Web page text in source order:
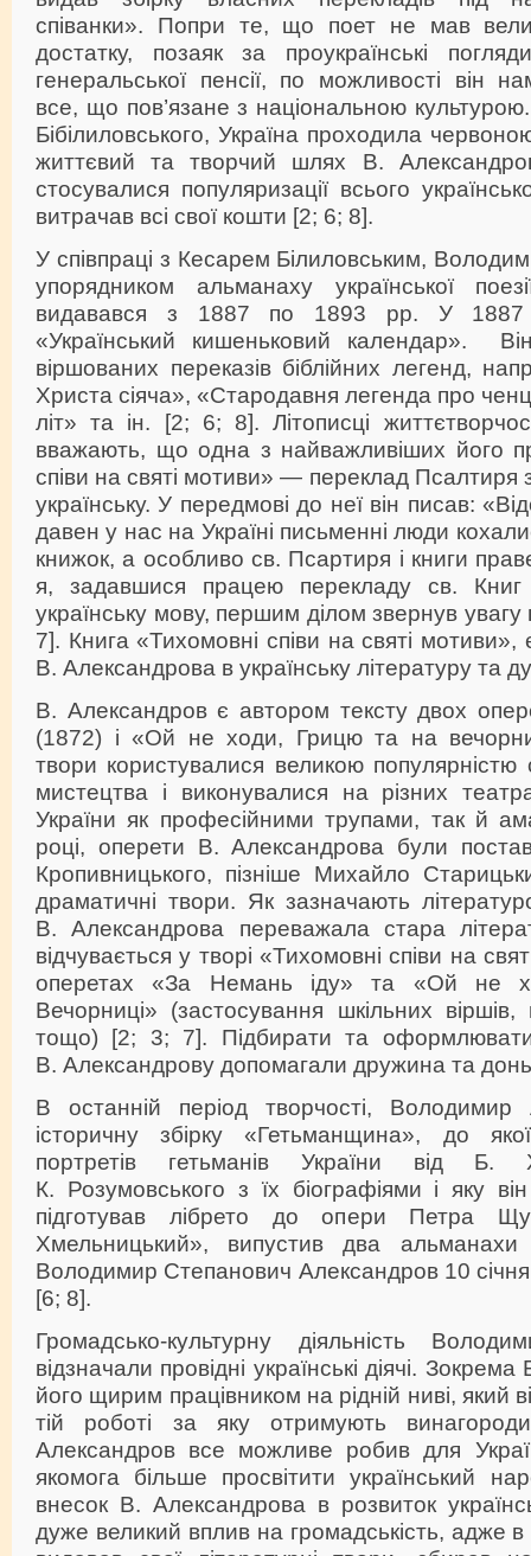
співанки». Попри те, що поет не мав
достатку, позаяк за проукраїнські
генеральської пенсії, по можливості він
все, що пов’язане з національною
Бібілиловського, Україна проходила
життєвий та творчий шлях В.
стосувалися популяризації всього
витрачав всі свої кошти [2; 6; 8].
У співпраці з Кесарем Білиловським,
упорядником альманаху української
видавався з 1887 по 1893 рр. У 1887
«Український кишеньковий календар».
віршованих переказів біблійних легенд,
Христа сіяча», «Стародавня легенда про
літ» та ін. [2; 6; 8]. Літописці
вважають, що одна з найважливіших його
співи на святі мотиви» — переклад Псалтиря
українську. У передмові до неї він писав:
давен у нас на Україні письменні люди
книжок, а особливо св. Псартиря і книги
я, задавшися працею перекладу св. Книг
українську мову, першим ділом звернув увагу
7]. Книга «Тихомовні співи на святі
В. Александрова в українську літературу та
В. Александров є автором тексту двох
(1872) і «Ой не ходи, Грицю та на
твори користувалися великою популярністю
мистецтва і виконувалися на різних
України як професійними трупами, так й
році, оперети В. Александрова були
Кропивницького, пізніше Михайло
драматичні твори. Як зазначають
В. Александрова переважала стара
відчувається у творі «Тихомовні співи на
оперетах «За Немань іду» та «Ой не
Вечорниці» (застосування шкільних
тощо) [2; 3; 7]. Підбирати та
В. Александрову допомагали дружина та
В останній період творчості, Володимир
історичну збірку «Гетьманщина», до
портретів гетьманів України від Б.
К. Розумовського з їх біографіями і яку
підготував лібрето до опери Петра
Хмельницький», випустив два
Володимир Степанович Александров 10
[6; 8].
Громадсько-культурну діяльність
відзначали провідні українські діячі.
його щирим працівником на рідній ниві, який
тій роботі за яку отримують
Александров все можливе робив для
якомога більше просвітити український
внесок В. Александрова в розвиток
дуже великий вплив на громадськість, адже в